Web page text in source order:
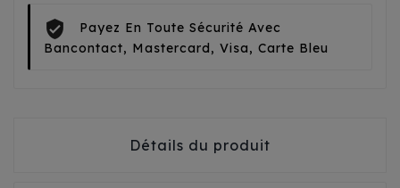
Payez En Toute Sécurité Avec
Bancontact, Mastercard, Visa, Carte Bleu
Détails du produit